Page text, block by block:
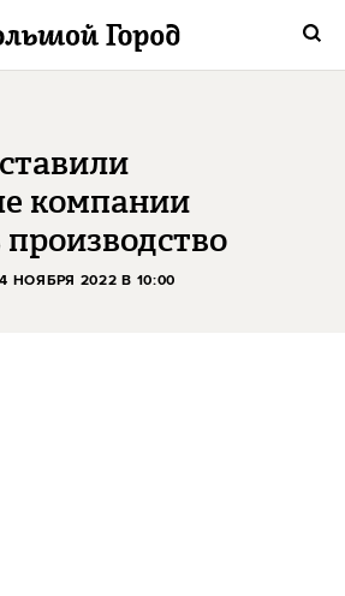
компании
НОЯБРЯ 2022 В 10:00